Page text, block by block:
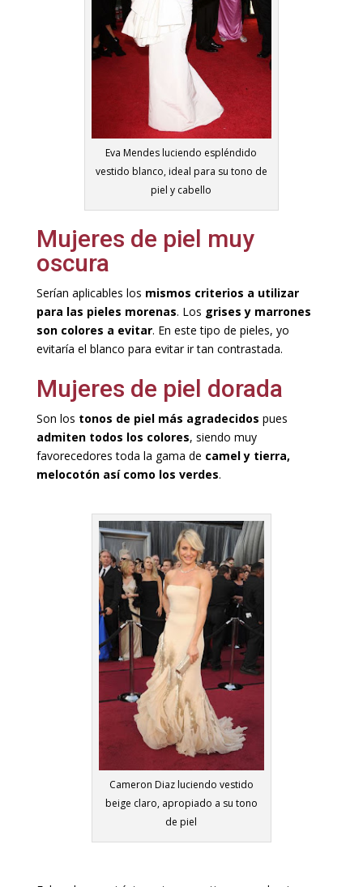
Eva Mendes luciendo espléndido
vestido blanco, ideal para su tono de
piel y cabello
Mujeres de piel muy
oscura
Serían aplicables los mismos criterios a utilizar
para las pieles morenas. Los grises y marrones
son colores a evitar. En este tipo de pieles, yo
evitaría el blanco para evitar ir tan contrastada.
Mujeres de piel dorada
Son los tonos de piel más agradecidos pues
admiten todos los colores, siendo muy
favorecedores toda la gama de camel y tierra,
melocotón así como los verdes.
Cameron Diaz luciendo vestido
beige claro, apropiado a su tono
de piel